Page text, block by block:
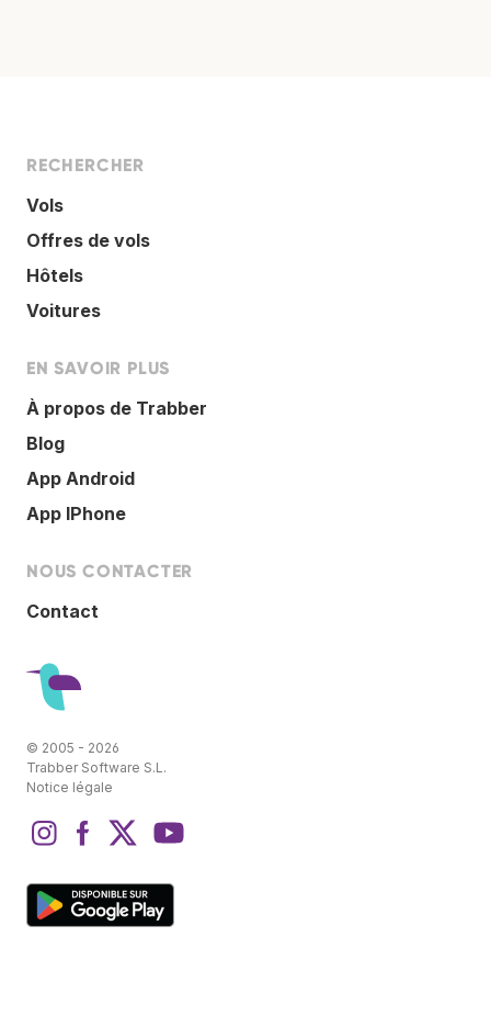
RECHERCHER
Vols
Offres de vols
Hôtels
Voitures
EN SAVOIR PLUS
À propos de Trabber
Blog
App Android
App IPhone
NOUS CONTACTER
Contact
© 2005 - 2026
Trabber Software S.L.
Notice légale